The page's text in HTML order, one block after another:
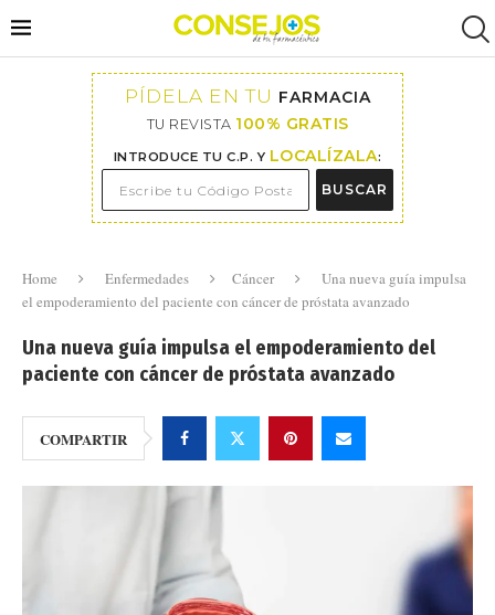
PÍDELA EN TU FARMACIA
TU REVISTA 100% GRATIS
INTRODUCE TU C.P. Y LOCALÍZALA:
BUSCAR
Home Enfermedades Cáncer
Una nueva guía impulsa
el empoderamiento del paciente con cáncer de próstata avanzado
Una nueva guía impulsa el empoderamiento del
paciente con cáncer de próstata avanzado
COMPARTIR